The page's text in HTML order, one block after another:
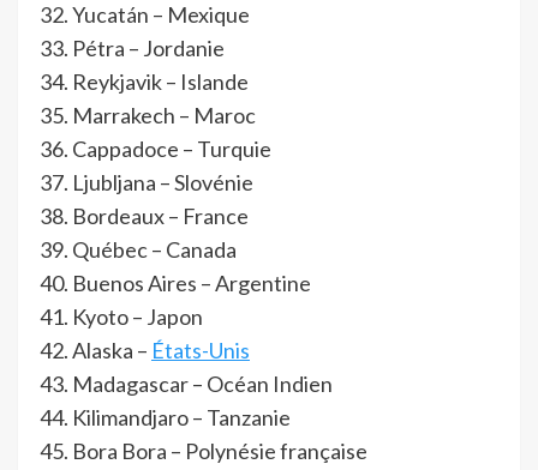
Yucatán – Mexique
Pétra – Jordanie
Reykjavik – Islande
Marrakech – Maroc
Cappadoce – Turquie
Ljubljana – Slovénie
Bordeaux – France
Québec – Canada
Buenos Aires – Argentine
Kyoto – Japon
Alaska – États-Unis
Madagascar – Océan Indien
Kilimandjaro – Tanzanie
Bora Bora – Polynésie française